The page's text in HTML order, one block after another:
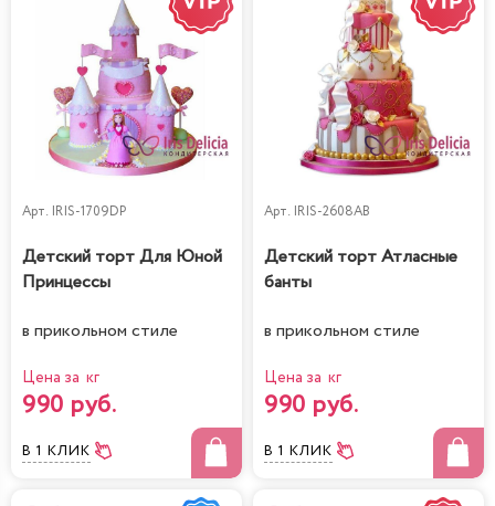
Арт. IRIS-1709DP
Детский торт Для Юной
Принцессы
в прикольном стиле
Цена за кг
990 руб.
В 1 КЛИК
Арт. IRIS-2608AB
Детский торт Атласные
банты
в прикольном стиле
Цена за кг
990 руб.
В 1 КЛИК